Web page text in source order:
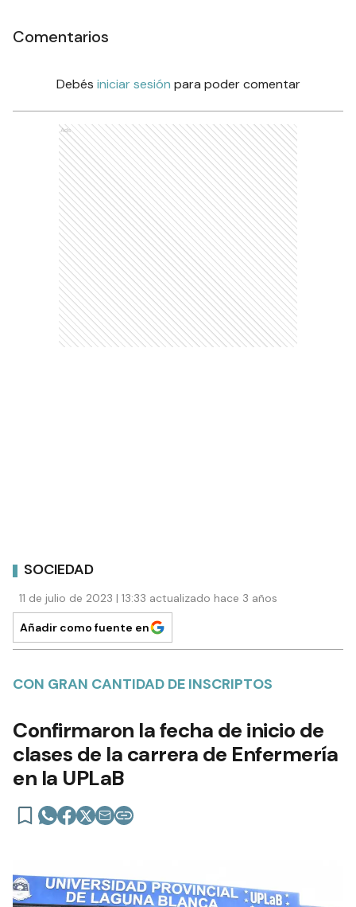
Comentarios
Debés iniciar sesión para poder comentar
Ads
SOCIEDAD
11 de julio de 2023 | 13:33 actualizado hace 3 años
Añadir como fuente en
CON GRAN CANTIDAD DE INSCRIPTOS
Confirmaron la fecha de inicio de
clases de la carrera de Enfermería
en la UPLaB